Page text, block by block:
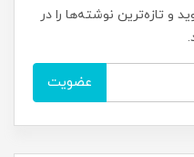
و تازه‌ترین نوشته‌ها را در
عضویت